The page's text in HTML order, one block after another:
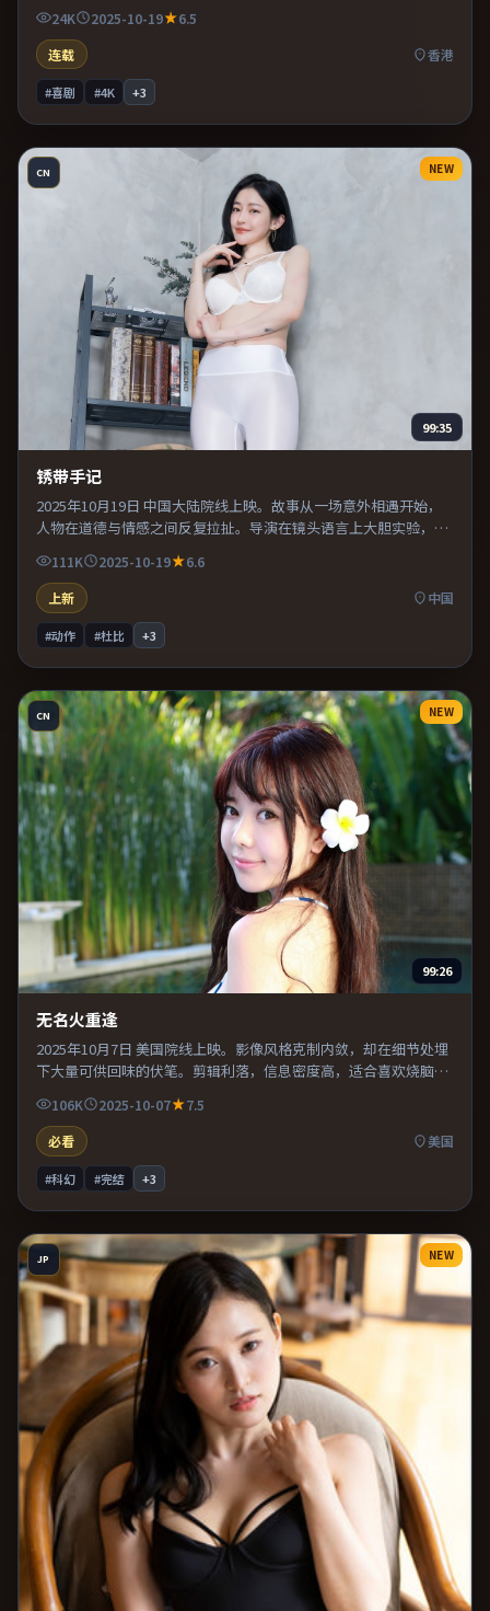
使观众更易沉浸其中。既有类型片爽感，也保留作者表达，口碑潜
力不俗。
24K 2025-10-19
6.5
连载
香港
#喜剧 #4K +3
CN NEW
99:35
锈带手记
2025年10月19日 中国大陆院线上映。故事从一场意外相遇开始，
人物在道德与情感之间反复拉扯。导演在镜头语言上大胆实验，长
镜头与特写交替强化压迫感。整体完成度较高，适合周末一口气看
完。
111K 2025-10-19
6.6
上新
中国
#动作 #杜比 +3
CN NEW
99:26
无名火重逢
2025年10月7日 美国院线上映。影像风格克制内敛，却在细节处埋
下大量可供回味的伏笔。剪辑利落，信息密度高，适合喜欢烧脑与
推理的观众。整体完成度较高，适合周末一口气看完。
106K 2025-10-07
7.5
必看
美国
#科幻 #完结 +3
JP NEW